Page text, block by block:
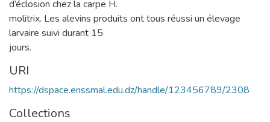
d’éclosion chez la carpe H.
molitrix. Les alevins produits ont tous réussi un élevage
larvaire suivi durant 15
jours.
URI
https://dspace.enssmal.edu.dz/handle/123456789/2308
Collections